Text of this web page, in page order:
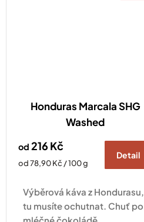
Honduras Marcala SHG
Washed
od 216 Kč
Měrná
od 78,90 Kč / 100 g
Detail
Výběrová káva z Hondurasu,
tu musíte ochutnat. Chuť po